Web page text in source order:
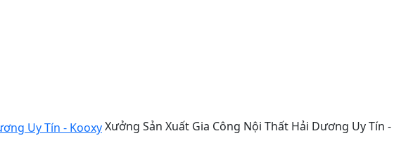
Xưởng Sản Xuất Gia Công Nội Thất Hải Dương Uy Tín